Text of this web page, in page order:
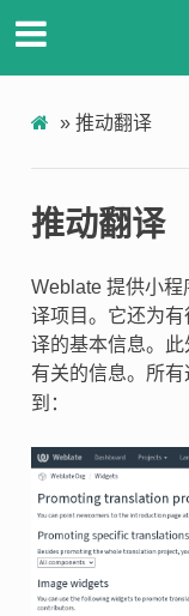
» 推动翻译
推动翻译
Weblate 提供小程
译项目。它还为
译的基本信息。
有关的信息。所
到：